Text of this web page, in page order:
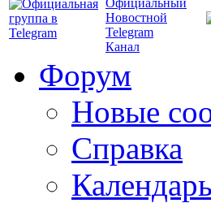
Форум
Новые
Справка
Календарь